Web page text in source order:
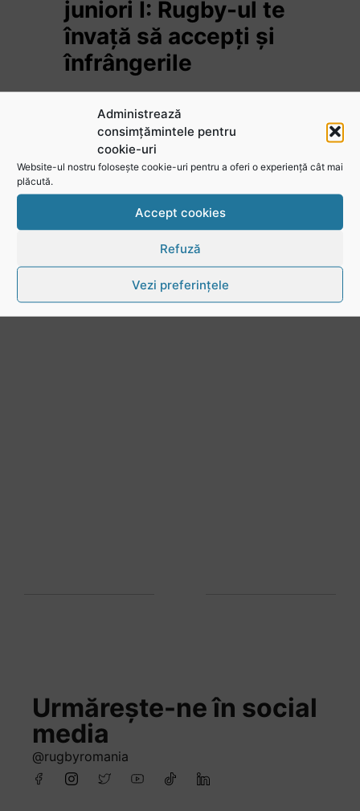
Administrează
consimțămintele pentru
cookie-uri
Website-ul nostru folosește cookie-uri pentru a oferi o experiență cât mai
plăcută.
Accept cookies
Refuză
Vezi preferințele
juniori I: Rugby-ul te
învață să accepți și
înfrângerile
Vezi toate videoclipurile
Urmărește-ne în social
media
@rugbyromania